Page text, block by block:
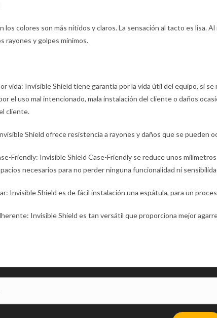
los colores son más nítidos y claros. La sensación al tacto es lisa.
rayones y golpes mínimos.
vida: Invisible Shield tiene garantía por la vida útil del equipo, si
el uso mal intencionado, mala instalación del cliente o daños
cliente.
Shield ofrece resistencia a rayones y daños que se pueden
Friendly: Invisible Shield Case-Friendly se reduce unos
necesarios para no perder ninguna funcionalidad ni
Invisible Shield es de fácil instalación una espátula, para un
Invisible Shield es tan versátil que proporciona mejor